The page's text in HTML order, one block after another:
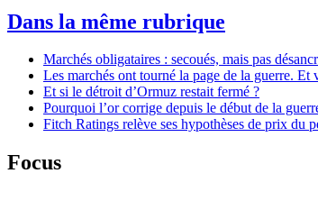
Dans la même rubrique
Marchés obligataires : secoués, mais pas
Les marchés ont tourné la page de la guerre. Et
Et si le détroit d’Ormuz restait fermé ?
Pourquoi l’or corrige depuis le début de la
Fitch Ratings relève ses hypothèses de prix du
Focus